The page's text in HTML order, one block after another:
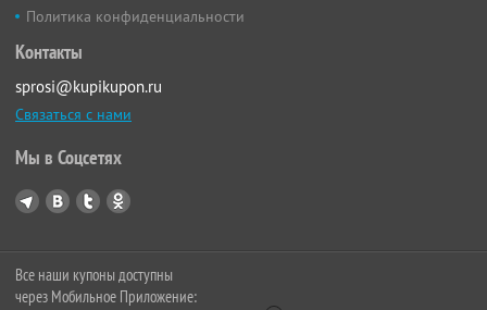
Политика конфиденциальности
Контакты
sprosi@kupikupon.ru
Связаться с нами
Мы в Соцсетях
Все наши купоны доступны
через Мобильное Приложение: